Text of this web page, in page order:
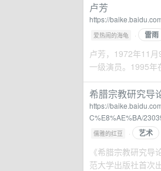
卢芳
https://
爱热闹的海龟 · 雷雨
卢芳，1972年11
一级演员。1995年
希腊宗教研究导
https://
C%E8%AE%BA/
儒雅的红豆 · 艺术
《希腊宗教研究
范大学出版社首次